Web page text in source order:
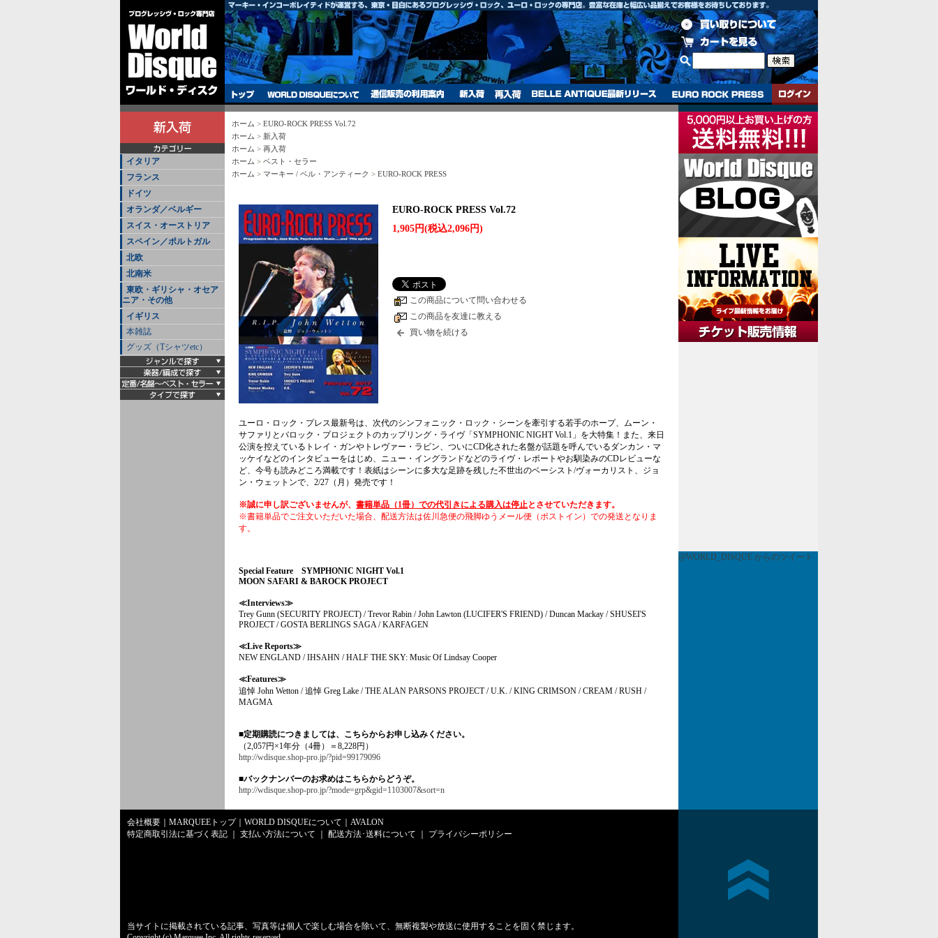
イタリア
フランス
ドイツ
オランダ／ベルギー
スイス・オーストリア
スペイン／ポルトガル
北欧
北南米
東欧・ギリシャ・オセア
ニア・その他
イギリス
本雑誌
グッズ（Tシャツetc）
ホーム > EURO-ROCK PRESS Vol.72
ホーム > 新入荷
ホーム > 再入荷
ホーム > ベスト・セラー
ホーム > マーキー / ベル・アンティーク > EURO-ROCK PRESS
EURO-ROCK PRESS Vol.72
1,905円(税込2,096円)
この商品について問い合わせる
この商品を友達に教える
買い物を続ける
ユーロ・ロック・プレス最新号は、次代のシンフォニック・ロック・シーンを牽引する若手のホープ、ムーン・
サファリとバロック・プロジェクトのカップリング・ライヴ「SYMPHONIC NIGHT Vol.1」を大特集！また、来日
公演を控えているトレイ・ガンやトレヴァー・ラビン、ついにCD化された名盤が話題を呼んでいるダンカン・マ
ッケイなどのインタビューをはじめ、ニュー・イングランドなどのライヴ・レポートやお馴染みのCDレビューな
ど、今号も読みどころ満載です！表紙はシーンに多大な足跡を残した不世出のベーシスト/ヴォーカリスト、ジョ
ン・ウェットンで、2/27（月）発売です！
※誠に申し訳ございませんが、 書籍単品（1冊）での代引きによる購入は停止とさせていただきます。
※書籍単品でご注文いただいた場合、配送方法は佐川急便の飛脚ゆうメール便（ポストイン）での発送となりま
す。
Special Feature SYMPHONIC NIGHT Vol.1
MOON SAFARI & BAROCK PROJECT
≪Interviews≫
Trey Gunn (SECURITY PROJECT) / Trevor Rabin / John Lawton (LUCIFER'S FRIEND) / Duncan Mackay / SHUSEI'S
PROJECT / GOSTA BERLINGS SAGA / KARFAGEN
≪Live Reports≫
NEW ENGLAND / IHSAHN / HALF THE SKY: Music Of Lindsay Cooper
≪Features≫
追悼 John Wetton / 追悼 Greg Lake / THE ALAN PARSONS PROJECT / U.K. / KING CRIMSON / CREAM / RUSH /
MAGMA
■定期購読につきましては、こちらからお申し込みください。
（2,057円×1年分（4冊）＝8,228円）
http://wdisque.shop-pro.jp/?pid=99179096
■バックナンバーのお求めはこちらからどうぞ。
http://wdisque.shop-pro.jp/?mode=grp&gid=1103007&sort=n
@WORLD_DISQUE からのツイート
会社概要 MARQUEEトップ｜ WORLD DISQUEについて
AVALON
特定商取引法に基づく表記
支払い方法について 配送方法･送料について プライバシーポリシー
当サイトに掲載されている記事、写真等は個人で楽しむ場合を除いて、無断複製や放送に使用することを固く禁じます。